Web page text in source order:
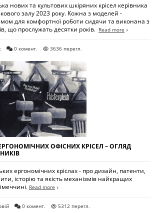
нових та культових шкіряних крісел керівника
залу 2023 року. Кожна з моделей -
для комфортної роботи сидячи та виконана з
що прослужать десятки років. Read more
0 комент. 3636 перегл.
ОФІСНИХ КРІСЕЛ – ОГЛЯД
ергономічних кріслах - про дизайн, патенти,
історію та якість механізмів найкращих
Read more
0 комент. 5312 перегл.